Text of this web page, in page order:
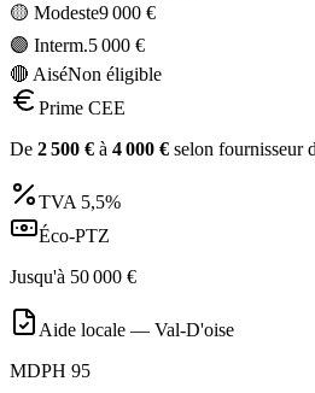
🟡 Modeste9 000 €
🟣 Interm.5 000 €
🔴 AiséNon éligible
Prime CEE
De 2 500 € à 4 000 € selon fournisseur
TVA 5,5%
Éco-PTZ
Jusqu'à 50 000 €
Aide locale — Val-D'oise
MDPH 95